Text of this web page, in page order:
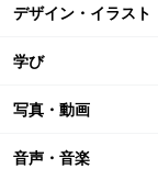
デザイン・イラスト
学び
写真・動画
音声・音楽